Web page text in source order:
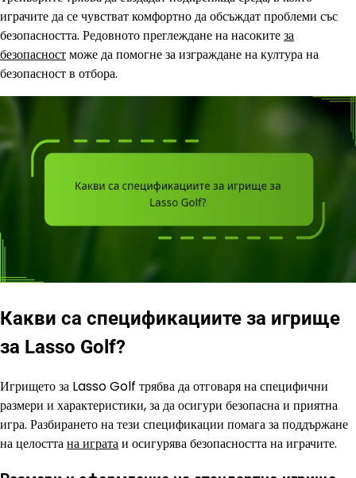
играчите да се чувстват комфортно да обсъждат проблеми със
безопасността. Редовното преглеждане на насокитеза
безопасностможе да помогне за изграждане на култура на
безопасност в отбора.
Какви са спецификациите за игрище
за Lasso Golf?
Игрището за Lasso Golf трябва да отговаря на специфични
размери и характеристики, за да осигури безопасна и приятна
игра. Разбирането на тези спецификации помага за поддържане
на целосттана игратаи осигурява безопасността на играчите.